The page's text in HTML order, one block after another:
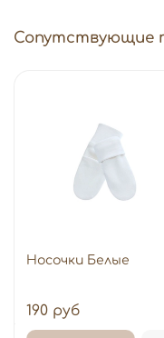
Сопутствующие
Носочки Белые
190 руб